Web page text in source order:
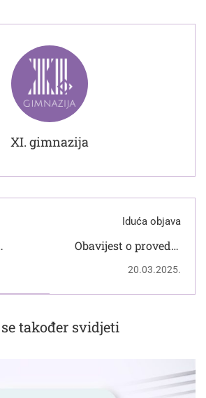
XI. gimnazija
Iduća objava
Obavijest o provedbi
Natjecanja iz
hrvatskoga jezika
20.03.2025.
također svidjeti